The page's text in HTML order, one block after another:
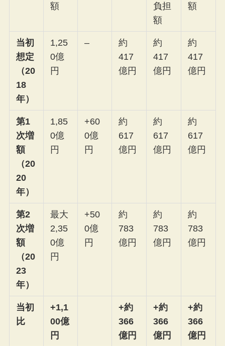
額
負担
額
額
当初
想定
（20
18
年）
1,25
0億
円
–
約
417
億円
約
417
億円
約
417
億円
第1
次増
額
（20
20
年）
1,85
0億
円
+60
0億
円
約
617
億円
約
617
億円
約
617
億円
第2
次増
額
（20
23
年）
最大
2,35
0億
円
+50
0億
円
約
783
億円
約
783
億円
約
783
億円
当初
比
+1,1
00億
円
+約
366
億円
+約
366
億円
+約
366
億円